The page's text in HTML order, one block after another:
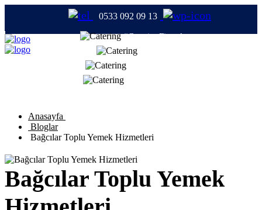
0533 092 09 13
#CateringFirmaları
Anasayfa
Bloglar
Bağcılar Toplu Yemek Hizmetleri
Bağcılar Toplu Yemek